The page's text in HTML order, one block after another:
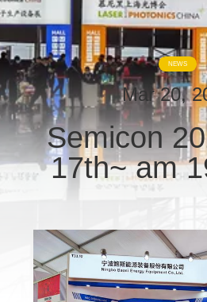
KONTAKT
MIT
UNS
EIN
ANGEBOT
NEWS
Mar 20,
Semicon
17th~ am